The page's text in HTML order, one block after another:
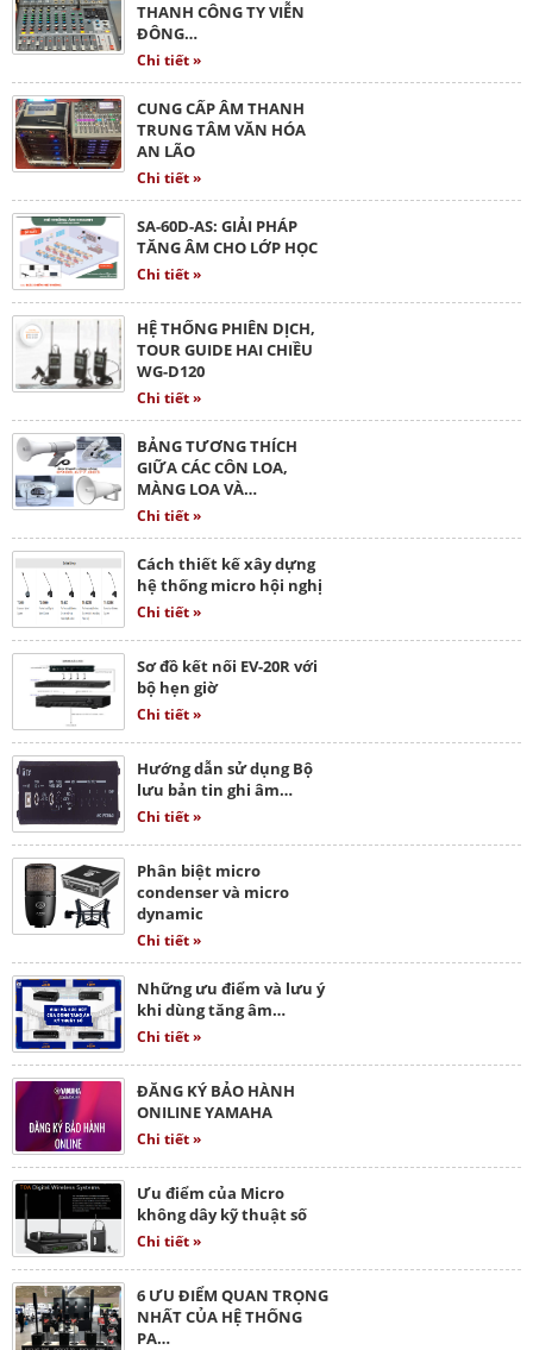
THANH CÔNG TY VIỄN
ĐÔNG…
Chi tiết »
CUNG CẤP ÂM THANH
TRUNG TÂM VĂN HÓA
AN LÃO
Chi tiết »
SA-60D-AS: GIẢI PHÁP
TĂNG ÂM CHO LỚP HỌC
Chi tiết »
HỆ THỐNG PHIÊN DỊCH,
TOUR GUIDE HAI CHIỀU
WG-D120
Chi tiết »
BẢNG TƯƠNG THÍCH
GIỮA CÁC CÔN LOA,
MÀNG LOA VÀ…
Chi tiết »
Cách thiết kế xây dựng
hệ thống micro hội nghị
Chi tiết »
Sơ đồ kết nối EV-20R với
bộ hẹn giờ
Chi tiết »
Hướng dẫn sử dụng Bộ
lưu bản tin ghi âm…
Chi tiết »
Phân biệt micro
condenser và micro
dynamic
Chi tiết »
Những ưu điểm và lưu ý
khi dùng tăng âm…
Chi tiết »
ĐĂNG KÝ BẢO HÀNH
ONILINE YAMAHA
Chi tiết »
Ưu điểm của Micro
không dây kỹ thuật số
Chi tiết »
6 ƯU ĐIỂM QUAN TRỌNG
NHẤT CỦA HỆ THỐNG
PA…